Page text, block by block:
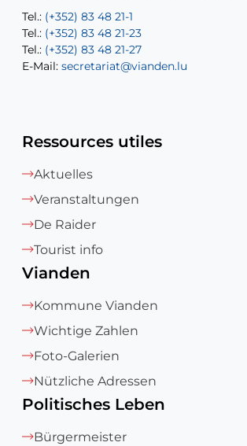
Tel.: (+352) 83 48 21-1
Tel.: (+352) 83 48 21-23
Tel.: (+352) 83 48 21-27
E-Mail: secretariat@vianden.lu
Tel.: (+352) 83 48 21-20
Tel.: (+352) 83 48 21-22
E-Mail:sofia.carvalho@vianden.lu
E-Mail: diane.storn@vianden.lu
Ressources utiles
Aktuelles
Veranstaltungen
De Raider
Tourist info
Vianden
Kommune Vianden
Wichtige Zahlen
Foto-Galerien
Nützliche Adressen
Politisches Leben
Bürgermeister